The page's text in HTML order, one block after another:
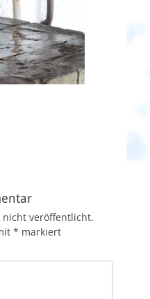
nicht veröffentlicht.
* markiert